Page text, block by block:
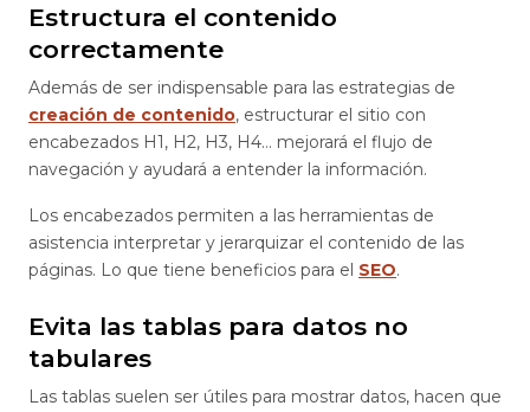
Estructura el contenido
correctamente
Además de ser indispensable para las estrategias de
creación de contenido, estructurar el sitio con
encabezados H1, H2, H3, H4… mejorará el flujo de
navegación y ayudará a entender la información.
Los encabezados permiten a las herramientas de
asistencia interpretar y jerarquizar el contenido de las
páginas. Lo que tiene beneficios para el SEO.
Evita las tablas para datos no
tabulares
Las tablas suelen ser útiles para mostrar datos, hacen que